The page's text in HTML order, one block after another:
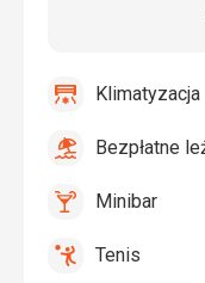
Klimatyzacja
Klimatyzacja
tak
Bezpłatne
i
przy
tak
Minibar,Minibar
tak
TenisTenis
tak